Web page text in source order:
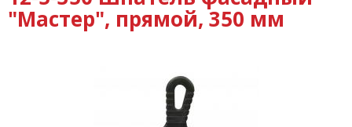
"Мастер", прямой, 350 мм